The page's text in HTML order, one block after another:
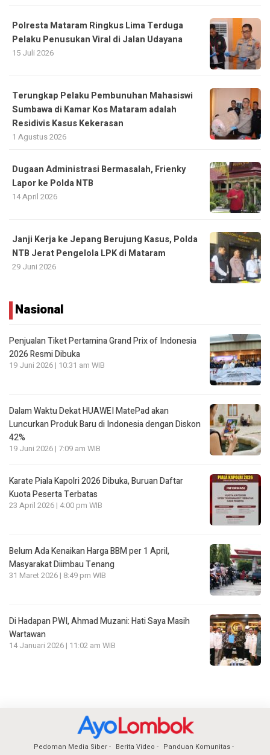
Polresta Mataram Ringkus Lima Terduga
Pelaku Penusukan Viral di Jalan Udayana
15 Juli 2026
Terungkap Pelaku Pembunuhan Mahasiswi
Sumbawa di Kamar Kos Mataram adalah
Residivis Kasus Kekerasan
1 Agustus 2026
Dugaan Administrasi Bermasalah, Frienky
Lapor ke Polda NTB
14 April 2026
Janji Kerja ke Jepang Berujung Kasus, Polda
NTB Jerat Pengelola LPK di Mataram
29 Juni 2026
Nasional
Penjualan Tiket Pertamina Grand Prix of Indonesia
2026 Resmi Dibuka
19 Juni 2026 | 10:31 am WIB
Dalam Waktu Dekat HUAWEI MatePad akan
Luncurkan Produk Baru di Indonesia dengan Diskon
42%
19 Juni 2026 | 7:09 am WIB
Karate Piala Kapolri 2026 Dibuka, Buruan Daftar
Kuota Peserta Terbatas
23 April 2026 | 4:00 pm WIB
Belum Ada Kenaikan Harga BBM per 1 April,
Masyarakat Diimbau Tenang
31 Maret 2026 | 8:49 pm WIB
Di Hadapan PWI, Ahmad Muzani: Hati Saya Masih
Wartawan
14 Januari 2026 | 11:02 am WIB
Pedoman Media Siber Berita Video
Panduan Komunitas